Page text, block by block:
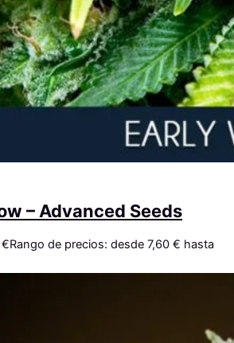
– Advanced Seeds
€Rango de precios: desde 7,60 € hasta